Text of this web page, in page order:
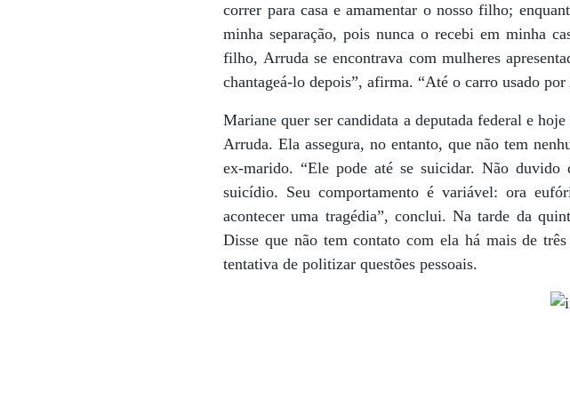
correr para casa e amamentar o nosso filho;
minha separação, pois nunca o recebi em minha
filho, Arruda se encontrava com mulheres
chantageá-lo depois”, afirma. “Até o carro usado
Mariane quer ser candidata a deputada federal e
Arruda. Ela assegura, no entanto, que não tem
ex-marido. “Ele pode até se suicidar. Não
suicídio. Seu comportamento é variável: ora
acontecer uma tragédia”, conclui. Na tarde da
Disse que não tem contato com ela há mais de
tentativa de politizar questões pessoais.